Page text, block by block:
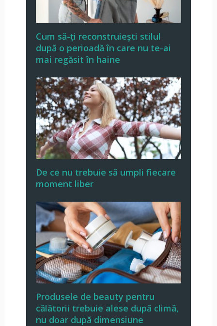
Cum să-ți reconstruiești stilul
după o perioadă în care nu te-ai
mai regăsit în haine
De ce nu trebuie să umpli fiecare
moment liber
Produsele de beauty pentru
călătorii trebuie alese după climă,
nu doar după dimensiune